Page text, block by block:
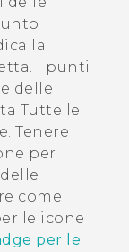
la
I punti
delle
Tutte le
. Tenere
per
come
le icone
per le